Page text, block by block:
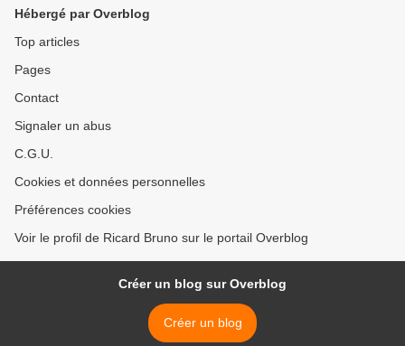
Hébergé par Overblog
Top articles
Pages
Contact
Signaler un abus
C.G.U.
Cookies et données personnelles
Préférences cookies
Voir le profil de Ricard Bruno sur le portail Overblog
Créer un blog sur Overblog
Créer un blog